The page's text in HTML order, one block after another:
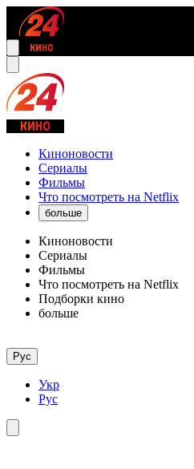
Киноновости
Сериалы
Фильмы
Что посмотреть на Netflix
больше
Киноновости
Сериалы
Фильмы
Что посмотреть на Netflix
Подборки кино
больше
Рус
Укр
Рус